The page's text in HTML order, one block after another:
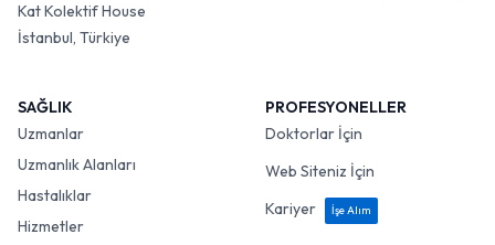
Kat Kolektif House
İstanbul, Türkiye
SAĞLIK
Uzmanlar
Uzmanlık Alanları
Hastalıklar
Hizmetler
PROFESYONELLER
Doktorlar İçin
Web Siteniz İçin
Kariyer
İşe Alım